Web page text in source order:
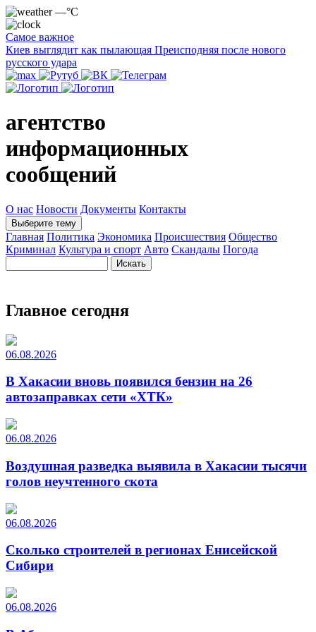
—°C
Самое важное
Киев выглядит как пылающая Преисподняя после нового
русского удара
агентство
информационных
сообщений
О нас Новости Документы Контакты
Выберите тему
Главная Политика Экономика Происшествия Общество
Криминал Культура и спорт Авто Скандалы Погода
Главное сегодня
06.08.2026
В Хакасии вновь появился бензин на 26
автозаправках сети «ХТК»
06.08.2026
Воздушная разведка выявила в Хакасии тысячи
голов неучтенного скота
06.08.2026
Сколько строителей в регионах Енисейской
Сибири
06.08.2026